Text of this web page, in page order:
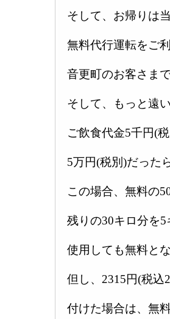
そして、お帰りは
無料代行運転をご
音更町のお客さま
そして、もっと遠
ご飲食代金5千円(
5万円(税別)だった
この場合、無料の
残りの30キロ分を
使用しても無料と
但し、2315円(税込
付けた場合は、無